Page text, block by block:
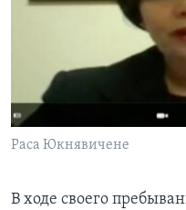
СОЦИАЛЬНЫЕ СЕТИ
Раса Юкнявичене
В ходе своего